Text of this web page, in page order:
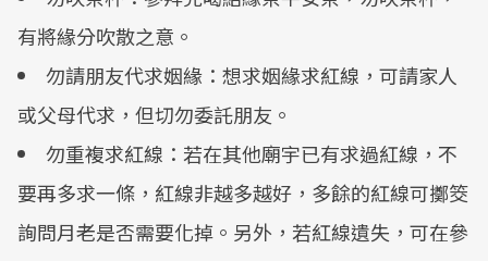
有將緣分吹散之意。
勿請朋友代求姻緣：想求姻緣求紅線，可請家人
或父母代求，但切勿委託朋友。
勿重複求紅線：若在其他廟宇已有求過紅線，不
要再多求一條，紅線非越多越好，多餘的紅線可擲筊
詢問月老是否需要化掉。另外，若紅線遺失，可在參